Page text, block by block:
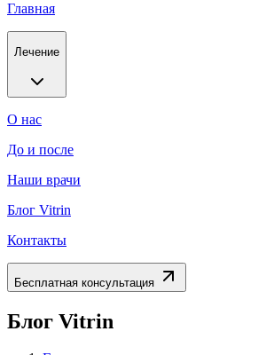
Главная
Лечение
О нас
До и после
Наши врачи
Блог Vitrin
Контакты
Бесплатная консультация
Блог Vitrin